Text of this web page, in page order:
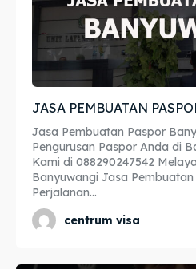
Apostille
Penerjemah
Asuransi
Apostille
Penerjemah
Asuransi
JASA PEMBUATAN
Jasa Pembuatan Paspor
Pengurusan Paspor Anda di
Kami di 088290247542 Melayani Pembuatan Paspor di
Banyuwangi Jasa
Perjalanan...
centrum visa